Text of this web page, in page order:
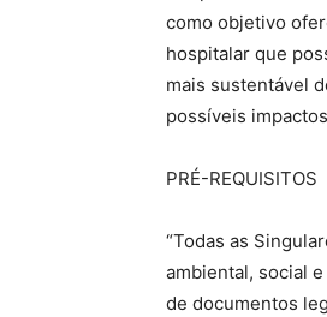
como objetivo
hospitalar que
mais sustentável
possíveis
PRÉ-REQUISITOS
“Todas as
ambiental, social
de documentos